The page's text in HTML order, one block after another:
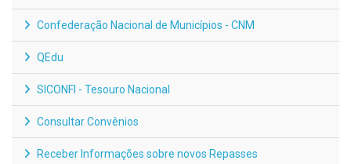
Confederação Nacional de Municípios - CNM
QEdu
SICONFI - Tesouro Nacional
Consultar Convênios
Receber Informações sobre novos Repasses